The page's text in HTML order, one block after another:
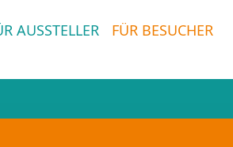
AUSSTELLER FÜR BESUCHER